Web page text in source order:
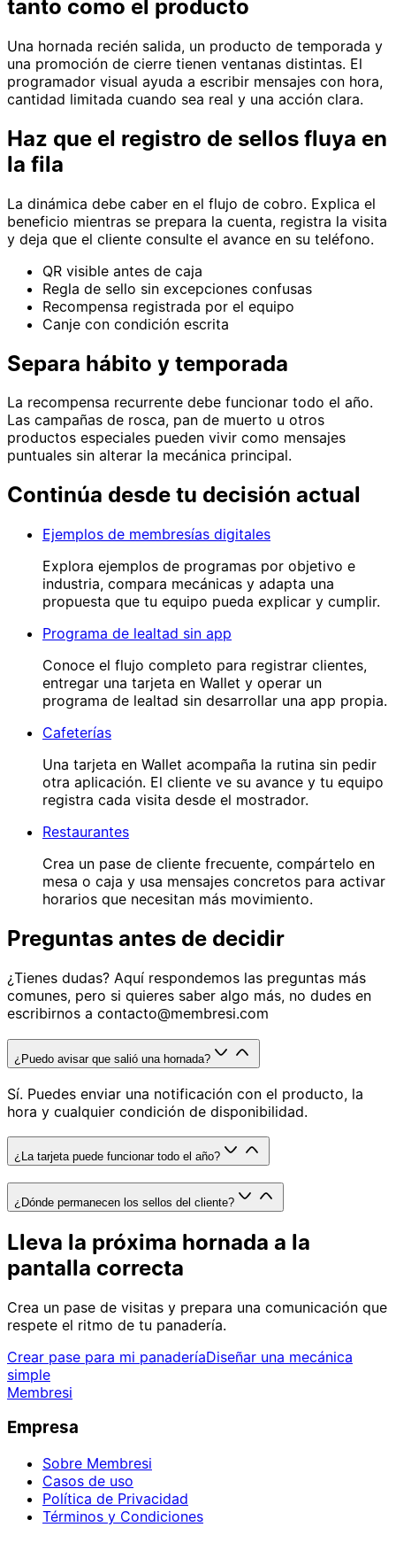
tanto como el producto
Una hornada recién salida, un producto de temporada y
una promoción de cierre tienen ventanas distintas. El
programador visual ayuda a escribir mensajes con hora,
cantidad limitada cuando sea real y una acción clara.
Haz que el registro de sellos fluya en
la fila
La dinámica debe caber en el flujo de cobro. Explica el
beneficio mientras se prepara la cuenta, registra la visita
y deja que el cliente consulte el avance en su teléfono.
QR visible antes de caja
Regla de sello sin excepciones confusas
Recompensa registrada por el equipo
Canje con condición escrita
Separa hábito y temporada
La recompensa recurrente debe funcionar todo el año.
Las campañas de rosca, pan de muerto u otros
productos especiales pueden vivir como mensajes
puntuales sin alterar la mecánica principal.
Continúa desde tu decisión actual
Ejemplos de membresías digitales
Explora ejemplos de programas por objetivo e
industria, compara mecánicas y adapta una
propuesta que tu equipo pueda explicar y cumplir.
Programa de lealtad sin app
Conoce el flujo completo para registrar clientes,
entregar una tarjeta en Wallet y operar un
programa de lealtad sin desarrollar una app propia.
Cafeterías
Una tarjeta en Wallet acompaña la rutina sin pedir
otra aplicación. El cliente ve su avance y tu equipo
registra cada visita desde el mostrador.
Restaurantes
Crea un pase de cliente frecuente, compártelo en
mesa o caja y usa mensajes concretos para activar
horarios que necesitan más movimiento.
Preguntas antes de decidir
¿Tienes dudas? Aquí respondemos las preguntas más
comunes, pero si quieres saber algo más, no dudes en
escribirnos a contacto@membresi.com
¿Puedo avisar que salió una hornada?
Sí. Puedes enviar una notificación con el producto, la
hora y cualquier condición de disponibilidad.
¿La tarjeta puede funcionar todo el año?
¿Dónde permanecen los sellos del cliente?
Lleva la próxima hornada a la
pantalla correcta
Crea un pase de visitas y prepara una comunicación que
respete el ritmo de tu panadería.
Crear pase para mi panaderíaDiseñar una mecánica
simple
Membresi
Empresa
Sobre Membresi
Casos de uso
Política de Privacidad
Términos y Condiciones